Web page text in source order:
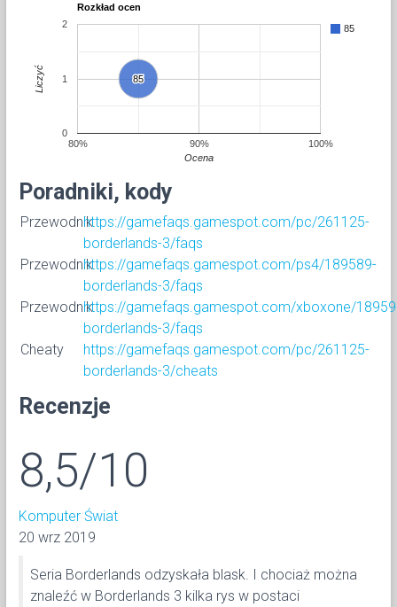
Rozkład ocen
85
85
85
80% 90% 100%
0
1
2
Ocena
Liczyć
Poradniki, kody
Przewodnikhttps://gamefaqs.gamespot.com/pc/261125-
borderlands-3/faqs
Przewodnikhttps://gamefaqs.gamespot.com/ps4/189589-
borderlands-3/faqs
Przewodnikhttps://gamefaqs.gamespot.com/xboxone/
borderlands-3/faqs
Cheaty
https://gamefaqs.gamespot.com/pc/261125-
borderlands-3/cheats
Recenzje
8,5/10
Komputer Świat
20 wrz 2019
Seria Borderlands odzyskała blask. I chociaż można
znaleźć w Borderlands 3 kilka rys w postaci